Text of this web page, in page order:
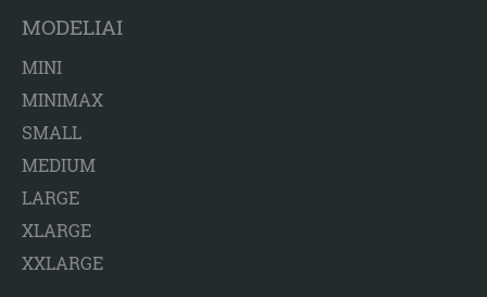
MODELIAI
MINI
MINIMAX
SMALL
MEDIUM
LARGE
XLARGE
XXLARGE